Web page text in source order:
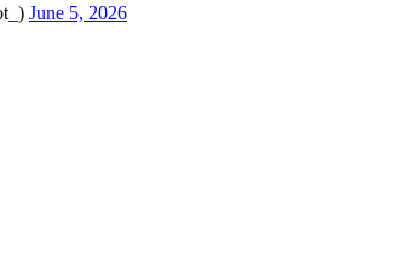
June 5, 2026